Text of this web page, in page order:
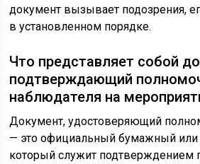
документ вызывает подозрения,
в установленном порядке.
Что представляет собой
подтверждающий
наблюдателя на
Документ, удостоверяющий
— это официальный бумажный или
который служит подтверждением